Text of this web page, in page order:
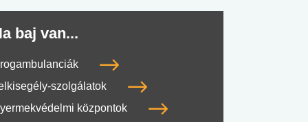
baj van...
szolgálatok
központok